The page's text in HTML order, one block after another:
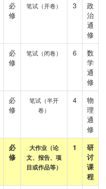
必
修
笔试（开卷） 3
政
治
通
修
必
修
笔试（闭卷） 6
数
学
通
修
必
修
笔试（半开
卷）
4
物
理
通
修
必
修
大作业（论
文、报告、项
目或作品等）
1
研
讨
课
程